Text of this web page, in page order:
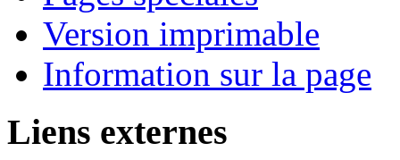
Version imprimable
Information sur la page
Liens externes